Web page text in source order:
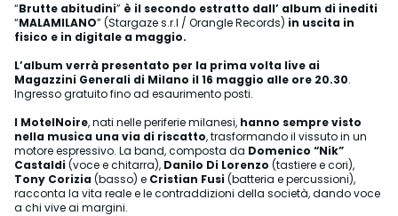
“Brutte abitudini” è il secondo estratto dall’ album di inediti
“MALAMILANO” (Stargaze s.r.l / Orangle Records) in uscita in
fisico e in digitale a maggio.
L’album verrà presentato per la prima volta live ai
Magazzini Generali di Milano il 16 maggio alle ore 20.30.
Ingresso gratuito fino ad esaurimento posti.
I MotelNoire, nati nelle periferie milanesi, hanno sempre visto
nella musica una via di riscatto, trasformando il vissuto in un
motore espressivo. La band, composta da Domenico “Nik”
Castaldi (voce e chitarra), Danilo Di Lorenzo (tastiere e cori),
Tony Corizia (basso) e Cristian Fusi (batteria e percussioni),
racconta la vita reale e le contraddizioni della società, dando voce
a chi vive ai margini.